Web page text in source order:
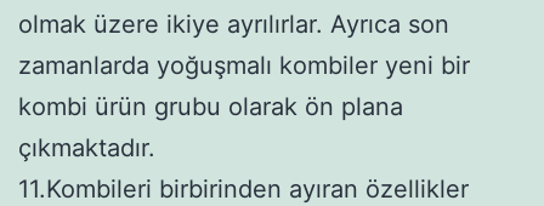
olmak üzere ikiye ayrılırlar. Ayrıca son
zamanlarda yoğuşmalı kombiler yeni bir
kombi ürün grubu olarak ön plana
çıkmaktadır.
11.Kombileri birbirinden ayıran özellikler